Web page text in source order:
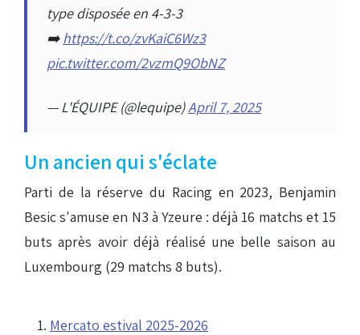
type disposée en 4-3-3
➡️ https://t.co/zvKaiC6Wz3
pic.twitter.com/2vzmQ9ObNZ
— L'ÉQUIPE (@lequipe)April 7, 2025
Un ancien qui s'éclate
Parti de la réserve du Racing en 2023, Benjamin
Besic s'amuse en N3 à Yzeure : déjà 16 matchs et 15
buts après avoir déjà réalisé une belle saison au
Luxembourg (29 matchs 8 buts).
Mercato estival 2025-2026